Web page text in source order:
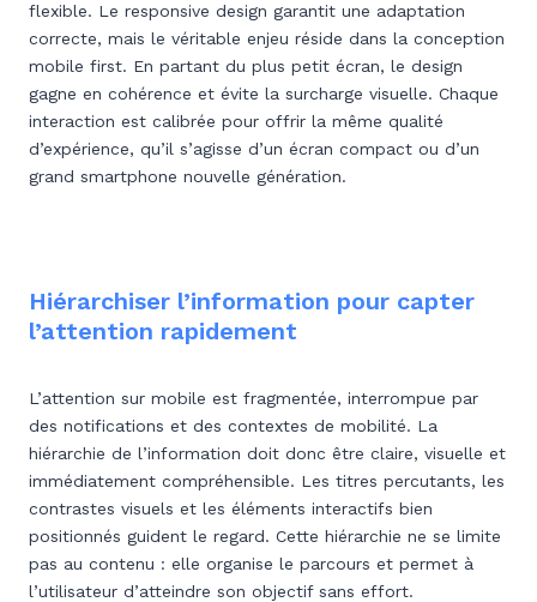
flexible. Le responsive design garantit une adaptation
correcte, mais le véritable enjeu réside dans la conception
mobile first. En partant du plus petit écran, le design
gagne en cohérence et évite la surcharge visuelle. Chaque
interaction est calibrée pour offrir la même qualité
d’expérience, qu’il s’agisse d’un écran compact ou d’un
grand smartphone nouvelle génération.
Hiérarchiser l’information pour capter
l’attention rapidement
L’attention sur mobile est fragmentée, interrompue par
des notifications et des contextes de mobilité. La
hiérarchie de l’information doit donc être claire, visuelle et
immédiatement compréhensible. Les titres percutants, les
contrastes visuels et les éléments interactifs bien
positionnés guident le regard. Cette hiérarchie ne se limite
pas au contenu : elle organise le parcours et permet à
l’utilisateur d’atteindre son objectif sans effort.